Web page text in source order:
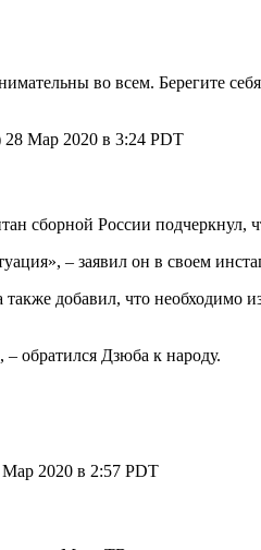
во всем. Берегите
28 Мар 2020 в 3:24 PDT
сборной России подчеркнул,
– заявил он в своем
добавил, что необходимо
– обратился Дзюба к народу.
Мар 2020 в 2:57 PDT